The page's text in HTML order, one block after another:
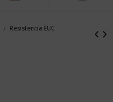
Resistencia EUC